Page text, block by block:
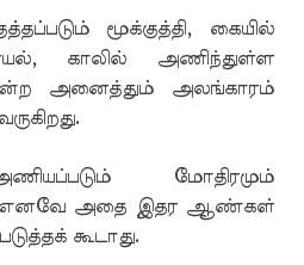
மூக்குத்தி, கையில்
காலில் அணிந்துள்ள
அனைத்தும் அலங்காரம்
மோதிரமும்
எனவே அதை இதர ஆண்கள்
கூடாது.